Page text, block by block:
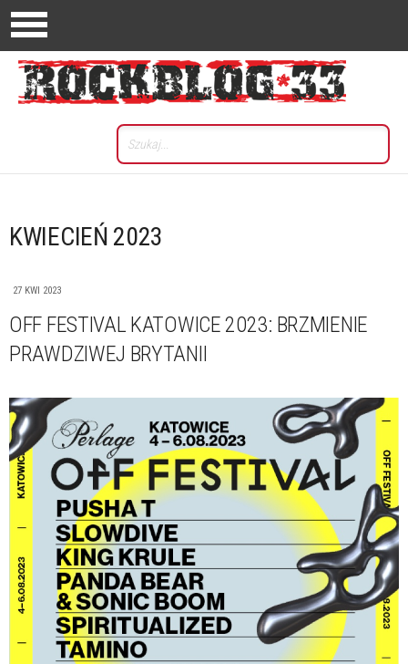
KWIECIEŃ 2023
27 KWI 2023
OFF FESTIVAL KATOWICE 2023: BRZMIENIE
PRAWDZIWEJ BRYTANII